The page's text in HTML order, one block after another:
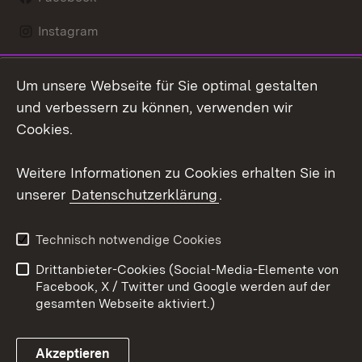
Instagram
Social Wall
Youtube
Kontakt
Datenschutz
Barrierefreiheit
Impressum Cookies
Um unsere Webseite für Sie optimal gestalten
und verbessern zu können, verwenden wir
Cookies.
Weitere Informationen zu Cookies erhalten Sie in
unserer Datenschutzerklärung.
Technisch notwendige Cookies
Drittanbieter-Cookies (Social-Media-Elemente von
Facebook, X / Twitter und Google werden auf der
gesamten Webseite aktiviert.)
Akzeptieren